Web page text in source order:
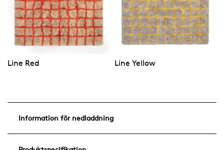
Line Red Line Yellow
Information för nedladdning